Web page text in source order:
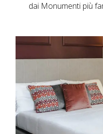
dai Monumenti più